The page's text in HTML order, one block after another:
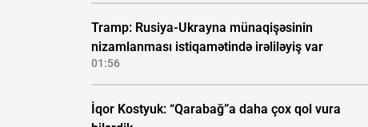
Tramp: Rusiya-Ukrayna münaqişəsinin
nizamlanması istiqamətində irəliləyiş var
01:56
İqor Kostyuk: “Qarabağ”a daha çox qol vura